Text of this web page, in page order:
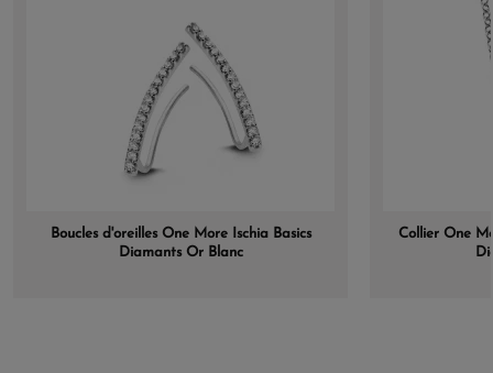
Boucles d'oreilles One More Ischia Basics
Diamants Or Blanc
Collier One